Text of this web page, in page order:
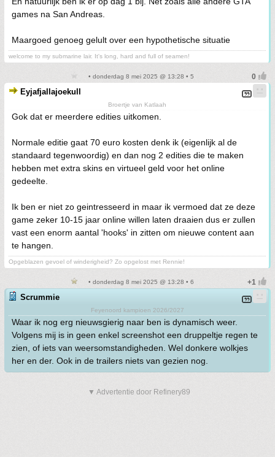
games na San Andreas.
Maargoed genoeg gelult over een hypothetische situatie
welcome to my submarine lair. It's long, hard and full of seamen!
• donderdag 8 mei 2025 @ 13:28 • 5
Eyjafjallajoekull
Broertje van Katlaah
Gok dat er meerdere edities uitkomen.
Normale editie gaat 70 euro kosten denk ik (eigenlijk al de
standaard tegenwoordig) en dan nog 2 edities die te maken
hebben met extra skins en virtueel geld voor het online
gedeelte.
Ik ben er niet zo geintresseerd in maar ik vermoed dat ze deze
game zeker 10-15 jaar online willen laten draaien dus er zullen
vast een enorm aantal 'hooks' in zitten om nieuwe content aan
te hangen.
Opgeblazen gevoel of winderigheid? Zo opgelost met Rennie!
• donderdag 8 mei 2025 @ 13:28 • 6
Scrummie
Feyenoord kampioen 2026/2027
Waar ik nog erg nieuwsgierig naar ben is dynamisch weer.
Volgens mij is in geen enkel screenshot een druppeltje regen te
zien, of iets van weersomstandigheden. Wel donkere wolkjes
her en der. Ook in de trailers niets van gezien nog.
▼ Advertentie door Refinery89